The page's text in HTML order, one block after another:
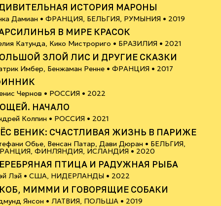
ИСТОРИЯ МАРОНЫ
Дамиан • ФРАНЦИЯ, БЕЛЬГИЯ, РУМЫНИЯ • 2019
В МИРЕ КРАСОК
Катунда, Кико Мистрориго • БРАЗИЛИЯ • 2021
ЗЛОЙ ЛИС И ДРУГИЕ СКАЗКИ
Имбер, Бенжаман Ренне • ФРАНЦИЯ • 2017
Чернов • РОССИЯ • 2022
НАЧАЛО
Колпин • РОССИЯ • 2021
ВЕНИК: СЧАСТЛИВАЯ ЖИЗНЬ В ПАРИЖЕ
Обье, Венсан Патар, Дави Дюран • БЕЛЬГИЯ,
ФИНЛЯНДИЯ, ИСЛАНДИЯ • 2020
ПТИЦА И РАДУЖНАЯ РЫБА
Лэй • США, НИДЕРЛАНДЫ • 2022
МИММИ И ГОВОРЯЩИЕ СОБАКИ
Янсон • ЛАТВИЯ, ПОЛЬША • 2019